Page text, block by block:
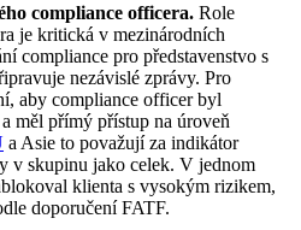
compliance officera. Role
je kritická v mezinárodních
compliance pro představenstvo s
nezávislé zprávy. Pro
aby compliance officer byl
měl přímý přístup na úroveň
a Asie to považují za indikátor
v skupinu jako celek. V jednom
klienta s vysokým rizikem,
doporučení FATF.